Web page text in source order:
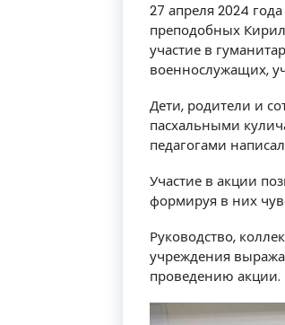
27 апреля 2024
преподобных
участие в
военнослужащих,
Дети, родители и
пасхальными
педагогами
Участие в акции
формируя в них
Руководство,
учреждения
проведению акции.